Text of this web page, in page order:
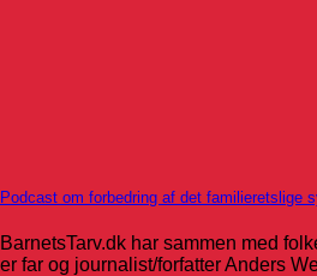
Podcast om forbedring af det familieretslige
BarnetsTarv.dk har sammen med
er far og journalist/forfatter Anders